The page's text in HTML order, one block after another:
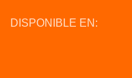
DISPONIBLE EN: